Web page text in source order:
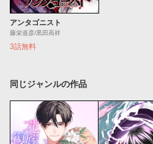
アンタゴニスト
藤栄道彦/黒田高祥
3話無料
同じジャンルの作品